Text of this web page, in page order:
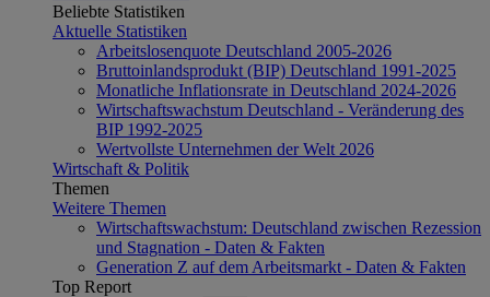
Beliebte Statistiken
Aktuelle Statistiken
Arbeitslosenquote Deutschland 2005-2026
Bruttoinlandsprodukt (BIP) Deutschland 1991-2025
Monatliche Inflationsrate in Deutschland 2024-2026
Wirtschaftswachstum Deutschland - Veränderung des
BIP 1992-2025
Wertvollste Unternehmen der Welt 2026
Wirtschaft & Politik
Themen
Weitere Themen
Wirtschaftswachstum: Deutschland zwischen Rezession
und Stagnation - Daten & Fakten
Generation Z auf dem Arbeitsmarkt - Daten & Fakten
Top Report